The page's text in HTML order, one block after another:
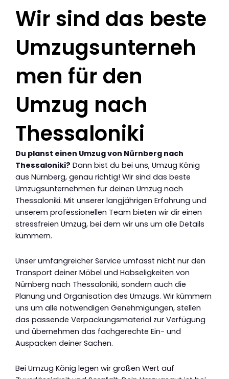
Wir sind das beste
Umzugsunterneh
men für den
Umzug nach
Thessaloniki
Du planst einen Umzug von Nürnberg nach
Thessaloniki? Dann bist du bei uns, Umzug König
aus Nürnberg, genau richtig! Wir sind das beste
Umzugsunternehmen für deinen Umzug nach
Thessaloniki. Mit unserer langjährigen Erfahrung und
unserem professionellen Team bieten wir dir einen
stressfreien Umzug, bei dem wir uns um alle Details
kümmern.
Unser umfangreicher Service umfasst nicht nur den
Transport deiner Möbel und Habseligkeiten von
Nürnberg nach Thessaloniki, sondern auch die
Planung und Organisation des Umzugs. Wir kümmern
uns um alle notwendigen Genehmigungen, stellen
das passende Verpackungsmaterial zur Verfügung
und übernehmen das fachgerechte Ein- und
Auspacken deiner Sachen.
Bei Umzug König legen wir großen Wert auf